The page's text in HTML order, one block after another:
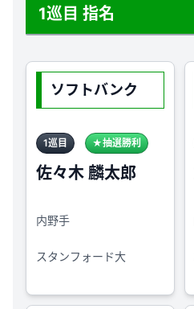
1巡目 指名
ソフトバンク
1巡目 ★抽選勝利
佐々木 麟太郎
内野手
スタンフォード大